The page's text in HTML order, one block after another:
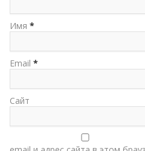
Имя *
Email *
Сайт